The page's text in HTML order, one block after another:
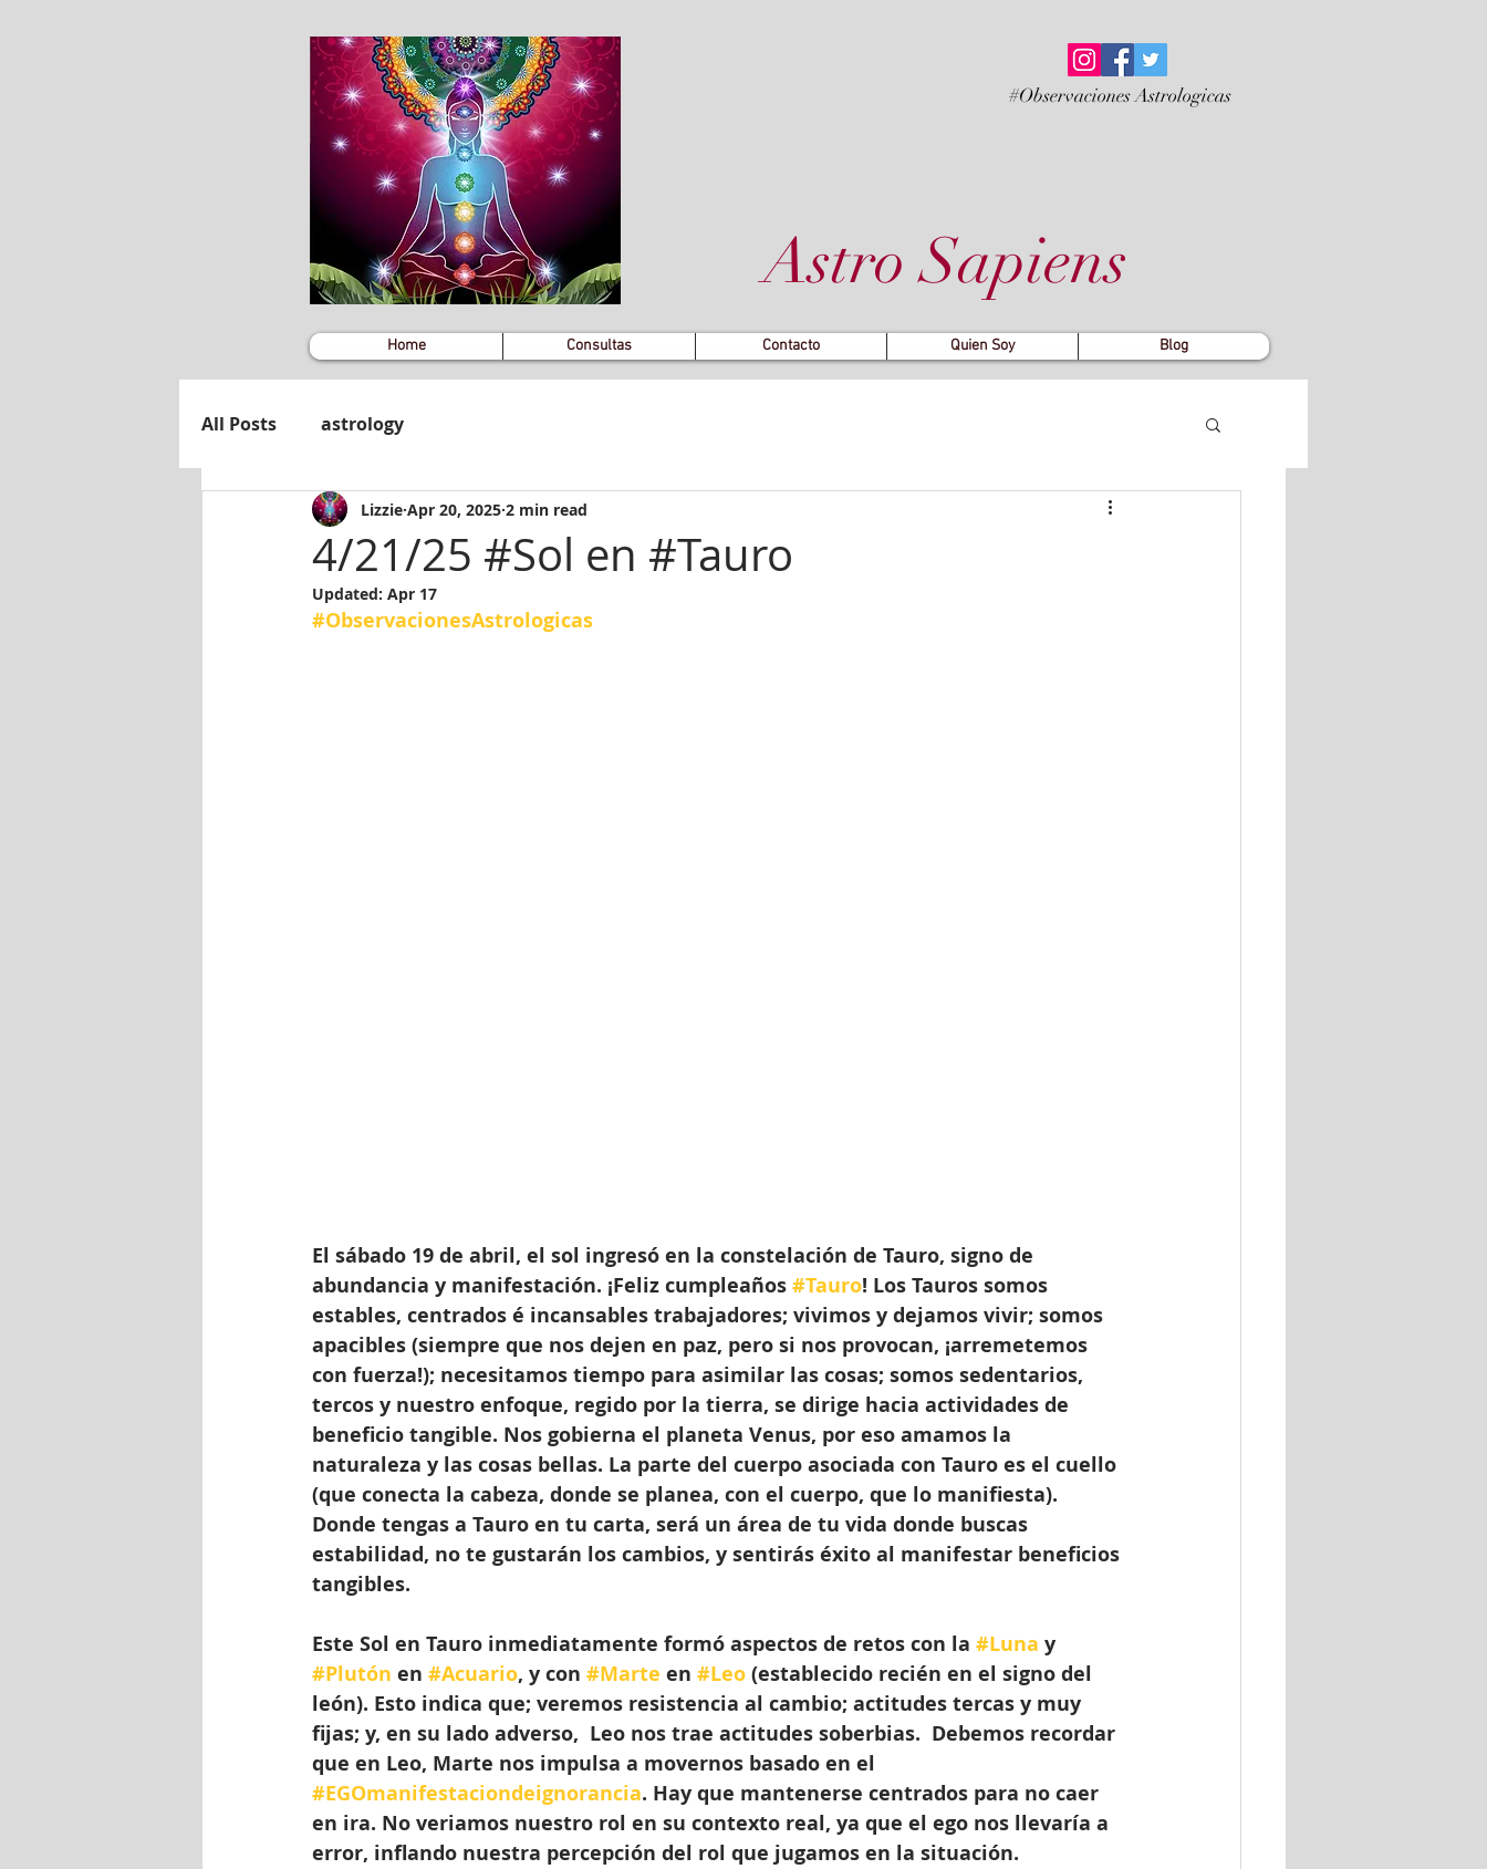
#Observaciones Astrologicas
Astro Sapiens
Home Consultas Contacto Quien Soy Blog
All Posts astrology
4/21/25 #Sol en #Tauro
Lizzie Apr 20, 2025 2 min read
Updated: Apr 17
#ObservacionesAstrologicas
El sábado 19 de abril, el sol ingresó en la constelación de Tauro, signo de
abundancia y manifestación. ¡Feliz cumpleaños #Tauro! Los Tauros somos
estables, centrados é incansables trabajadores; vivimos y dejamos vivir; somos
apacibles (siempre que nos dejen en paz, pero si nos provocan, ¡arremetemos
con fuerza!); necesitamos tiempo para asimilar las cosas; somos sedentarios,
tercos y nuestro enfoque, regido por la tierra, se dirige hacia actividades de
beneficio tangible. Nos gobierna el planeta Venus, por eso amamos la
naturaleza y las cosas bellas. La parte del cuerpo asociada con Tauro es el cuello
(que conecta la cabeza, donde se planea, con el cuerpo, que lo manifiesta).
Donde tengas a Tauro en tu carta, será un área de tu vida donde buscas
estabilidad, no te gustarán los cambios, y sentirás éxito al manifestar beneficios
tangibles.
Este Sol en Tauro inmediatamente formó aspectos de retos con la #Luna y
#Plutón en #Acuario, y con #Marte en #Leo (establecido recién en el signo del
león). Esto indica que; veremos resistencia al cambio; actitudes tercas y muy
fijas; y, en su lado adverso,  Leo nos trae actitudes soberbias.  Debemos recordar
que en Leo, Marte nos impulsa a movernos basado en el
#EGOmanifestaciondeignorancia. Hay que mantenerse centrados para no caer
en ira. No veriamos nuestro rol en su contexto real, ya que el ego nos llevaría a
error, inflando nuestra percepción del rol que jugamos en la situación.